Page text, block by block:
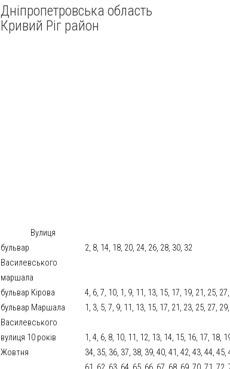
Дніпропетровська область
Кривий Ріг район
Вулиця
бульвар
Василевського
маршала
2, 8, 14, 18, 20, 24, 26, 28, 30, 32
бульвар Кірова 4, 6, 7, 10, 1, 9, 11, 13, 15, 17, 19, 21, 25,
бульвар Маршала
Василевського
1, 3, 5, 7, 9, 11, 13, 15, 17, 21, 23, 25, 27,
вулиця 10 років
Жовтня
1, 4, 6, 8, 10, 11, 12, 13, 14, 15, 16, 17, 18,
34, 35, 36, 37, 38, 39, 40, 41, 42, 43, 44,